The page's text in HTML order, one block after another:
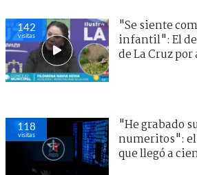
142
visitas
"Se siente
infantil": El
de La Cruz
118
visitas
"He grabado
numeritos":
que llegó a